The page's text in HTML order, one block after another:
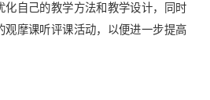
化自己的教学方法和教学设计，同时
观摩课听评课活动，以便进一步提高